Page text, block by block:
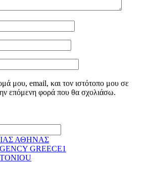
μου, email, και τον ιστότοπο μου σε
επόμενη φορά που θα σχολιάσω.